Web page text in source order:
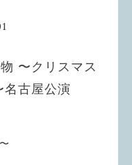
〜クリスマス
古屋公演